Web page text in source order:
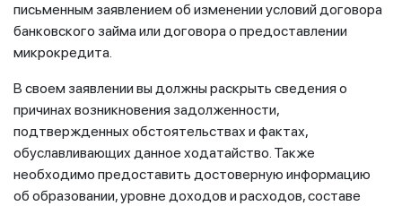
письменным заявлением об изменении условий договора
банковского займа или договора о предоставлении
микрокредита.
В своем заявлении вы должны раскрыть сведения о
причинах возникновения задолженности,
подтвержденных обстоятельствах и фактах,
обуславливающих данное ходатайство. Также
необходимо предоставить достоверную информацию
об образовании, уровне доходов и расходов, составе